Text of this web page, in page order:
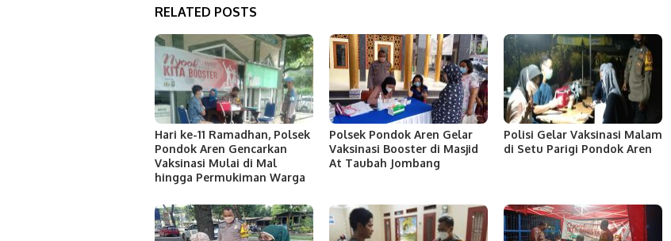
RELATED POSTS
Hari ke-11 Ramadhan, Polsek
Pondok Aren Gencarkan
Vaksinasi Mulai di Mal
hingga Permukiman Warga
Polsek Pondok Aren Gelar
Vaksinasi Booster di Masjid
At Taubah Jombang
Polisi Gelar Vaksinasi Malam
di Setu Parigi Pondok Aren